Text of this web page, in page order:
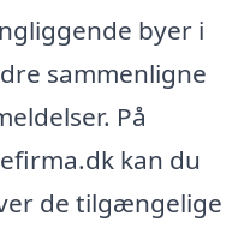
byer i
sammenligne
På
kan du
de tilgængelige